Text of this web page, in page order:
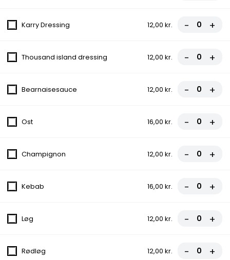
Tomatsauce, Ost
Tomatsauce, Ost, Champignon, Artiskok
Tomatsauce, Ost, Skinke
Tomatsauce, Ost, Kebab
Karry Dressing 12,00 kr. - +
Thousand island dressing 12,00 kr. - +
Bearnaisesauce 12,00 kr. - +
Ost 16,00 kr. - +
Champignon 12,00 kr. - +
Kebab 16,00 kr. - +
Løg 12,00 kr. - +
Rødløg 12,00 kr. - +